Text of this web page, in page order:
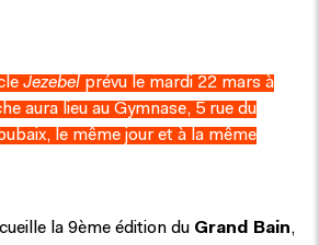
Jezebel prévu le mardi 22 mars à
aura lieu au Gymnase, 5 rue du
le même jour et à la même
la 9ème édition du Grand Bain,